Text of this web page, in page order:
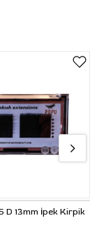
D 13mm İpek Kirpik